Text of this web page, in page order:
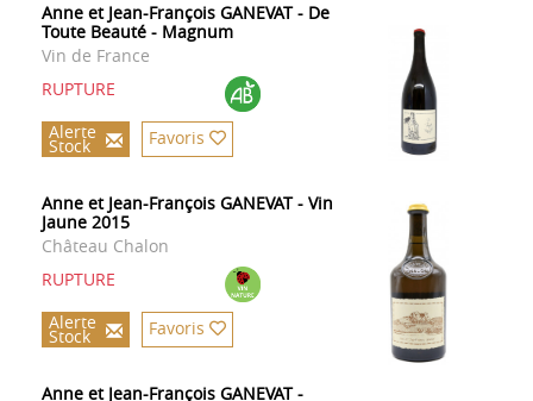
Anne et Jean-François GANEVAT - De
Toute Beauté - Magnum
Vin de France
RUPTURE
Alerte
Stock Favoris
Anne et Jean-François GANEVAT - Vin
Jaune 2015
Château Chalon
RUPTURE
Alerte
Stock Favoris
Anne et Jean-François GANEVAT -